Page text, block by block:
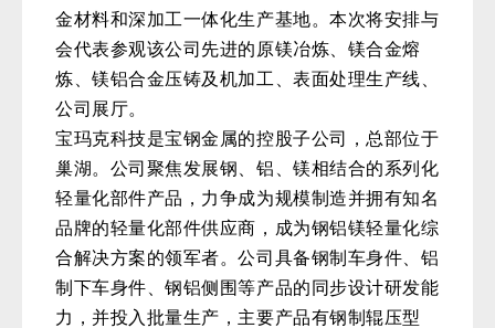
金材料和深加工一体化生产基地。本次将安排与
会代表参观该公司先进的原镁冶炼、镁合金熔
炼、镁铝合金压铸及机加工、表面处理生产线、
公司展厅。
宝玛克科技是宝钢金属的控股子公司，总部位于
巢湖。公司聚焦发展钢、铝、镁相结合的系列化
轻量化部件产品，力争成为规模制造并拥有知名
品牌的轻量化部件供应商，成为钢铝镁轻量化综
合解决方案的领军者。公司具备钢制车身件、铝
制下车身件、钢铝侧围等产品的同步设计研发能
力，并投入批量生产，主要产品有钢制辊压型